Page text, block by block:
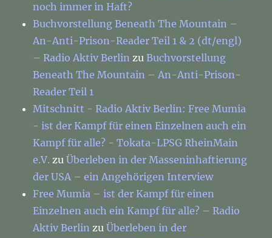
noch immer in Haft?
Buchvorstellung Beneath The Mountain –
An-Anti-Prison-Reader Teil 1 & 2 (dt/engl)
– Radio Aktiv Berlin zuBuchvorstellung
Beneath The Mountain – An-Anti-Prison-
Reader Teil 1
Mitschnitt - Radio Aktiv Berlin: Free Mumia
- ist der Kampf für einen Einzelnen auch ein
Kampf für alle? - Tokata-LPSG RheinMain
e.V. zuÜberleben in der Masseninhaftierung
der USA – ein Angehörigen Interview
Free Mumia – ist der Kampf für einen
Einzelnen auch ein Kampf für alle? – Radio
Aktiv Berlin zuÜberleben in der